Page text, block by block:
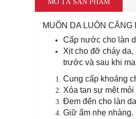
MÔ TẢ SẢN PHẨM
MUỐN DA LUÔN
Cấp nước cho làn
Xịt cho đỡ cháy
trước và sau khi
Cung cấp khoáng
Xóa tan sự mệt mỏi
Đem đến cho làn
Giữ ẩm nhẹ nhàng.